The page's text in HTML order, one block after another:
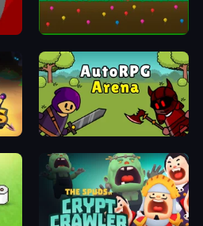
Launch Idle
AutoRPG Arena